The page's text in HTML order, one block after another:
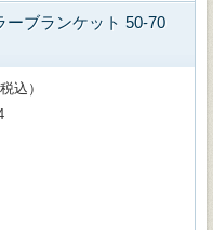
ーブランケット 50-70
込）